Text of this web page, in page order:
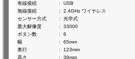
有線接続
:
USB
無線接続
:
2.4GHz ワイヤレス
センサー方式
:
光学式
最大解像度
:
33000
ボタン数
:
6
幅
:
65mm
奥行
:
123mm
高さ
:
39mm